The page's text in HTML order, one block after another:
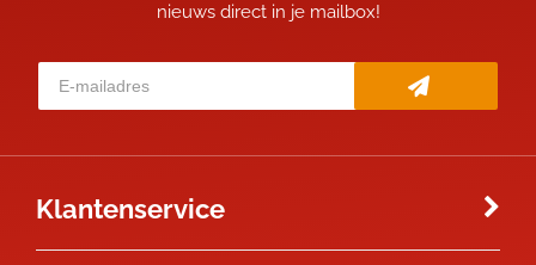
nieuws direct in je mailbox!
Klantenservice